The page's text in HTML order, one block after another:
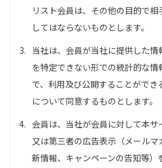
リスト会員は、その他の目的で
してはならないものとします。
3. 当社は、会員が当社に提供した
を特定できない形での統計的な
で、利用及び公開することがで
について同意するものとします。
4. 会員は、当社が会員に対して本
又は第三者の広告表示（メール
新情報、キャンペーンの告知等